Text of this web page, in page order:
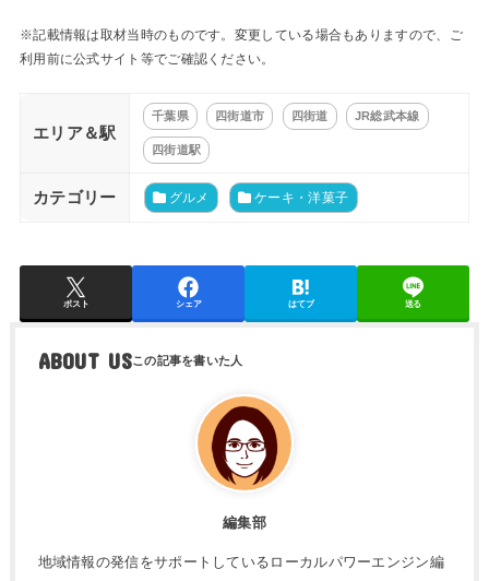
※記載情報は取材当時のものです。変更している場合もありますので、ご
利用前に公式サイト等でご確認ください。
エリア＆駅
千葉県 四街道市 四街道 JR総武本線
四街道駅
カテゴリー グルメ ケーキ・洋菓子
ポスト シェア はてブ 送る
ABOUT US
編集部
地域情報の発信をサポートしているローカルパワーエンジン編